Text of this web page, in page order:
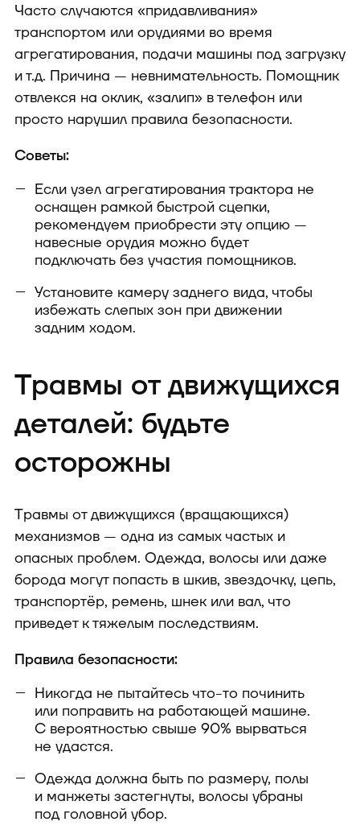
Часто случаются «придавливания»
транспортом или орудиями во время
агрегатирования, подачи машины под загрузку
и т.д. Причина — невнимательность. Помощник
отвлекся на оклик, «залип» в телефон или
просто нарушил правила безопасности.
Советы:
Если узел агрегатирования трактора не
оснащен рамкой быстрой сцепки,
рекомендуем приобрести эту опцию —
навесные орудия можно будет
подключать без участия помощников.
Установите камеру заднего вида, чтобы
избежать слепых зон при движении
задним ходом.
Травмы от движущихся
деталей: будьте
осторожны
Травмы от движущихся (вращающихся)
механизмов — одна из самых частых и
опасных проблем. Одежда, волосы или даже
борода могут попасть в шкив, звездочку, цепь,
транспортёр, ремень, шнек или вал, что
приведет к тяжелым последствиям.
Правила безопасности:
Никогда не пытайтесь что-то починить
или поправить на работающей машине.
С вероятностью свыше 90% вырваться
не удастся.
Одежда должна быть по размеру, полы
и манжеты застегнуты, волосы убраны
под головной убор.